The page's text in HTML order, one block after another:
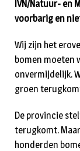
IVN/Natuur- en
voorbarig en
Wij zijn het
bomen moeten
onvermijdelijk.
groen
De provincie
terugkomt.
honderden